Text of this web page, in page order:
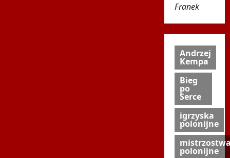
Franek
Andrzej
Kempa
Bieg
po
Serce
igrzyska
polonijne
polonijne